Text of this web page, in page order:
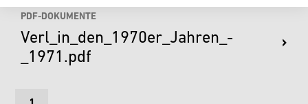
PDF-DOKUMENTE
Verl_in_den_1970er_Jahren_-
_1971.pdf